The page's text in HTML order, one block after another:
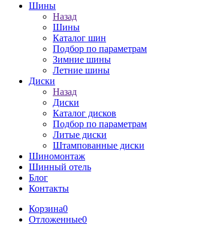
Шины
Назад
Шины
Каталог шин
Подбор по параметрам
Зимние шины
Летние шины
Диски
Назад
Диски
Каталог дисков
Подбор по параметрам
Литые диски
Штампованные диски
Шиномонтаж
Шинный отель
Блог
Контакты
Корзина0
Отложенные0